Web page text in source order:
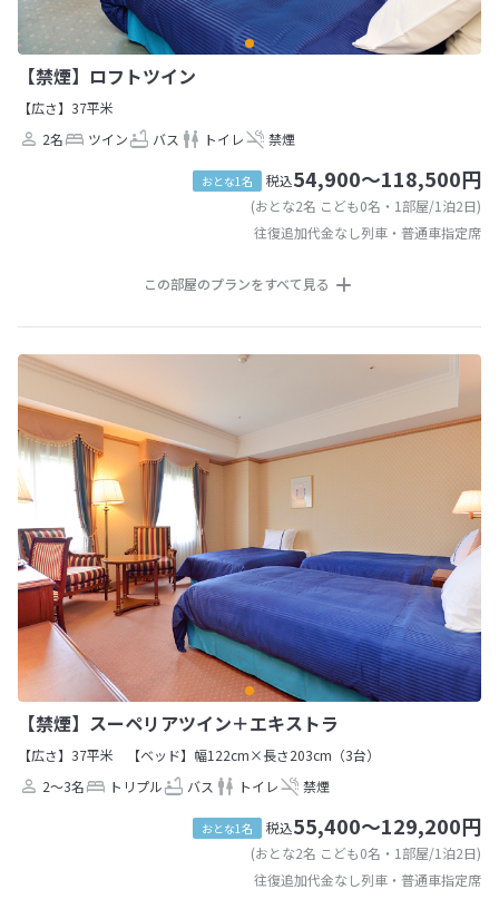
【禁煙】ロフトツイン
【広さ】37平米
2名
ツイン バス トイレ 禁煙
おとな1名 税込54,900～118,500円
(おとな2名 こども0名・1部屋/1泊2日)
往復追加代金なし列車・普通車指定席
この部屋のプランをすべて見る
【禁煙】スーペリアツイン＋エキストラ
【広さ】37平米
【ベッド】幅122cm×長さ203cm（3台）
2～3名
トリプル バス トイレ 禁煙
おとな1名 税込55,400～129,200円
(おとな2名 こども0名・1部屋/1泊2日)
往復追加代金なし列車・普通車指定席